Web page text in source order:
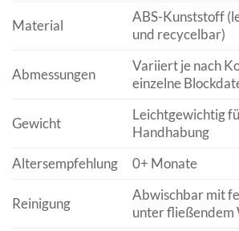
Material
ABS-Kunststoff
und recycelbar)
Abmessungen
Variiert je nach
einzelne
Gewicht
Leichtgewichtig
Handhabung
Altersempfehlung
0+ Monate
Reinigung
Abwischbar mit
unter fließendem